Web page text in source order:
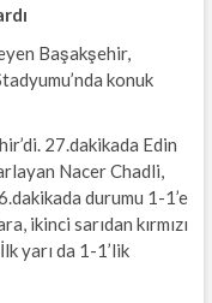
Başakşehir,
konuk
27.dakikada Edin
Nacer Chadli,
durumu 1-1’e
ikinci sarıdan kırmızı
yarı da 1-1’lik